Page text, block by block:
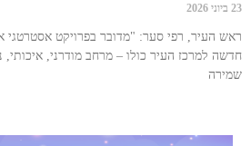
23 ביוני 2026
ראש העיר, רפי סער: "מדובר בפרויקט אסטרטגי
חדשה למרכז העיר כולו – מרחב מודרני, איכותי,
שמירה